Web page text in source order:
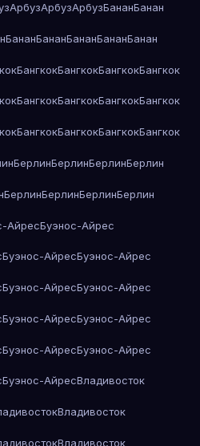
АрбузАрбузАрбузБананБанан
БананБананБананБананБанан
БангкокБангкокБангкокБангкок
БангкокБангкокБангкокБангкок
БангкокБангкокБангкокБангкок
БерлинБерлинБерлинБерлин
БерлинБерлинБерлинБерлин
АйресБуэнос-Айрес
Буэнос-АйресБуэнос-Айрес
Буэнос-АйресБуэнос-Айрес
Буэнос-АйресБуэнос-Айрес
Буэнос-АйресБуэнос-Айрес
Буэнос-АйресВладивосток
Владивосток
Владивосток